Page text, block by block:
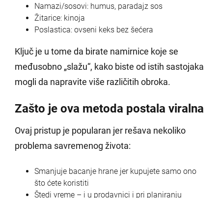
Namazi/sosovi: humus, paradajz sos
Žitarice: kinoja
Poslastica: ovseni keks bez šećera
Ključ je u tome da birate namirnice koje se
međusobno „slažu“, kako biste od istih sastojaka
mogli da napravite više različitih obroka.
Zašto je ova metoda postala viralna
Ovaj pristup je popularan jer rešava nekoliko
problema savremenog života:
Smanjuje bacanje hrane jer kupujete samo ono
što ćete koristiti
Štedi vreme – i u prodavnici i pri planiranju